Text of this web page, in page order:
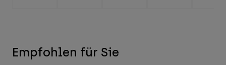
Empfohlen für Sie